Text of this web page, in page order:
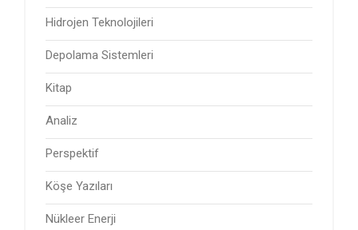
Hidrojen Teknolojileri
Depolama Sistemleri
Kitap
Analiz
Perspektif
Köşe Yazıları
Nükleer Enerji